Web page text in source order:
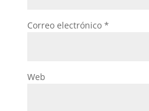
Correo electrónico *
Web